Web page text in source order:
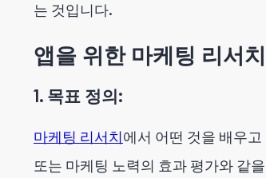
는 것입니다.
앱을 위한 마케팅 리서
1. 목표 정의:
마케팅 리서치에서 어떤 것을 배우
또는 마케팅 노력의 효과 평가와 같